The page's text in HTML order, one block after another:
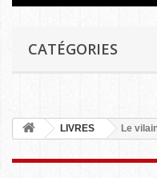
CATÉGORIES
LIVRES Le